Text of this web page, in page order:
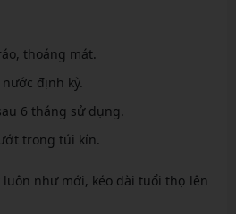
thoáng mát.
định kỳ.
6 tháng sử dụng.
trong túi kín.
luôn như mới, kéo dài tuổi thọ lên